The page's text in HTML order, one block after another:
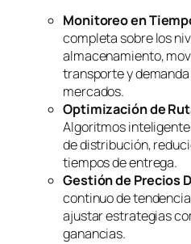
Monitoreo en
completa sobre los
almacenamiento,
transporte y
mercados.
Optimización de
Algoritmos
de distribución,
tiempos de entrega.
Gestión de Precios
continuo de
ajustar estrategias
ganancias.